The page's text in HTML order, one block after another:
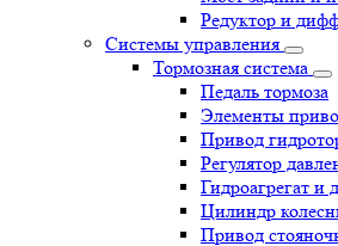
Редуктор и
Системы управления
Тормозная система
Педаль тормоза
Элементы
Привод
Регулятор
Гидроагрегат и
Цилиндр
Привод